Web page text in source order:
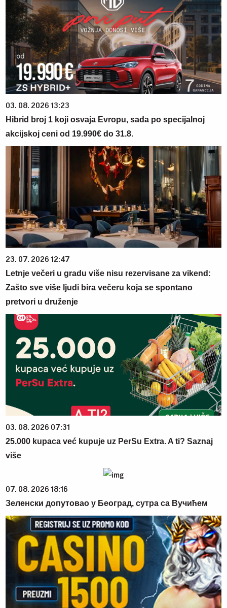
03. 08. 2026 13:23
Hibrid broj 1 koji osvaja Evropu, sada po specijalnoj
akcijskoj ceni od 19.990€ do 31.8.
23. 07. 2026 12:47
Letnje večeri u gradu više nisu rezervisane za vikend:
Zašto sve više ljudi bira večeru koja se spontano
pretvori u druženje
03. 08. 2026 07:31
25.000 kupaca već kupuje uz PerSu Extra. A ti? Saznaj
više
07. 08. 2026 18:16
Зеленски допутовао у Београд, сутра са Вучићем